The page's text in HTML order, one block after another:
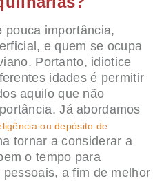
pouca importância,
e quem se ocupa
Portanto, idiotice
idades é permitir
aquilo que não
Já abordamos
ou depósito de
tornar a considerar a
o tempo para
a fim de melhor